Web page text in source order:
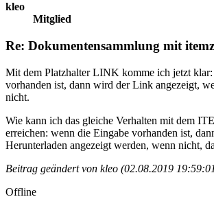
kleo
Mitglied
Re: Dokumentensammlung mit itemz
Mit dem Platzhalter LINK komme ich jetzt
vorhanden ist, dann wird der Link angezeigt,
nicht.
Wie kann ich das gleiche Verhalten mit dem
erreichen: wenn die Eingabe vorhanden ist,
Herunterladen angezeigt werden, wenn nicht,
Beitrag geändert von kleo (02.08.2019
Offline